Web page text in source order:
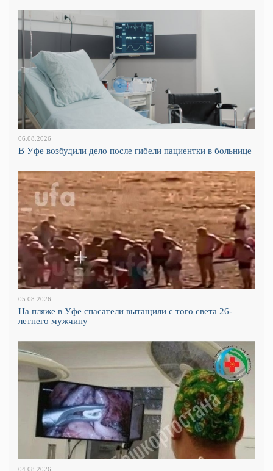
06.08.2026
В Уфе возбудили дело после гибели пациентки в больнице
05.08.2026
На пляже в Уфе спасатели вытащили с того света 26-
летнего мужчину
04.08.2026